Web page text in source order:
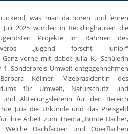
was man da hören und lernen
2025 wurden in Recklinghausen die
Projekte im Rahmen des
„Jugend forscht junior“
Ganz vorne mit dabei: Julia K., Schülerin
1. Sonderpreis Umwelt entgegennehmen
Köllner, Vizepräsidentin des
für Umwelt, Naturschutz und
und Abteilungsleiterin für den Bereich
Julia die Urkunde und das Preisgeld
ihre Arbeit zum Thema „Bunte Dächer,
Welche Dachfarben und Oberflächen